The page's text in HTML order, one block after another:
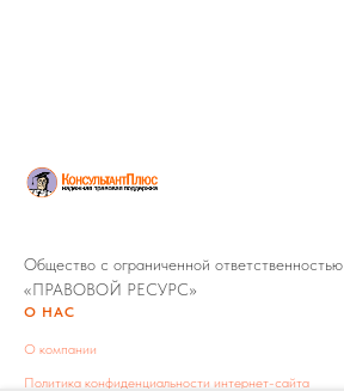
Общество с ограниченной ответственностью
«ПРАВОВОЙ РЕСУРС»
О НАС
О компании
Политика конфиденциальности интернет-сайта